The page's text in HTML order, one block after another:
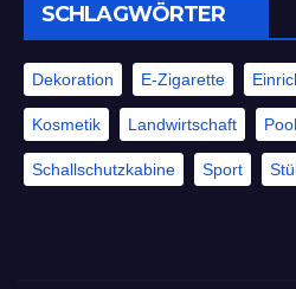
SCHLAGWÖRTER
Dekoration E-Zigarette
Kosmetik Landwirtschaft Pool
Schallschutzkabine Sport